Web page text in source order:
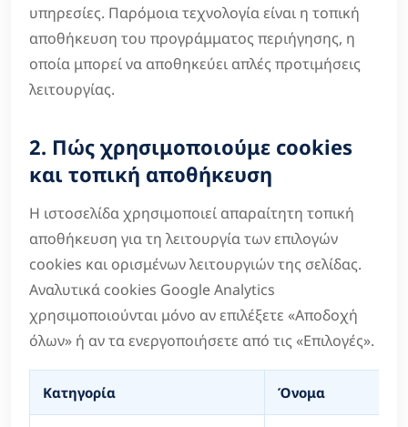
υπηρεσίες. Παρόμοια τεχνολογία είναι η τοπική
αποθήκευση του προγράμματος περιήγησης, η
οποία μπορεί να αποθηκεύει απλές προτιμήσεις
λειτουργίας.
2. Πώς χρησιμοποιούμε cookies
και τοπική αποθήκευση
Η ιστοσελίδα χρησιμοποιεί απαραίτητη τοπική
αποθήκευση για τη λειτουργία των επιλογών
cookies και ορισμένων λειτουργιών της σελίδας.
Αναλυτικά cookies Google Analytics
χρησιμοποιούνται μόνο αν επιλέξετε «Αποδοχή
όλων» ή αν τα ενεργοποιήσετε από τις «Επιλογές».
Κατηγορία Όνομα